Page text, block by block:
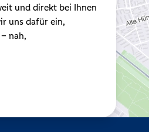
und direkt bei Ihnen
uns dafür ein,
nah,